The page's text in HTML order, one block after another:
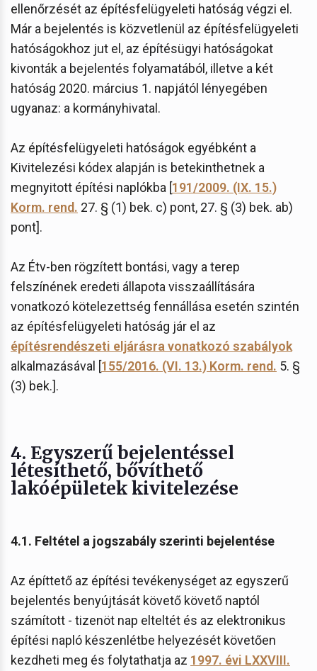
ellenőrzését az építésfelügyeleti hatóság végzi el.
Már a bejelentés is közvetlenül az építésfelügyeleti
hatóságokhoz jut el, az építésügyi hatóságokat
kivonták a bejelentés folyamatából, illetve a két
hatóság 2020. március 1. napjától lényegében
ugyanaz: a kormányhivatal.
Az építésfelügyeleti hatóságok egyébként a
Kivitelezési kódex alapján is betekinthetnek a
megnyitott építési naplókba [191/2009. (IX. 15.)
Korm. rend. 27. § (1) bek. c) pont, 27. § (3) bek. ab)
pont].
Az Étv-ben rögzített bontási, vagy a terep
felszínének eredeti állapota visszaállítására
vonatkozó kötelezettség fennállása esetén szintén
az építésfelügyeleti hatóság jár el az
építésrendészeti eljárásra vonatkozó szabályok
alkalmazásával [155/2016. (VI. 13.) Korm. rend. 5. §
(3) bek.].
4. Egyszerű bejelentéssel
létesíthető, bővíthető
lakóépületek kivitelezése
4.1. Feltétel a jogszabály szerinti bejelentése
Az építtető az építési tevékenységet az egyszerű
bejelentés benyújtását követő követő naptól
számított - tizenöt nap elteltét és az elektronikus
építési napló készenlétbe helyezését követően
kezdheti meg és folytathatja az 1997. évi LXXVIII.